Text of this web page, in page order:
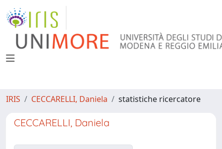
IRIS CECCARELLI, Daniela statistiche ricercatore
CECCARELLI, Daniela